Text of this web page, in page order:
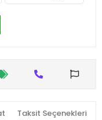
Taksit Seçenekleri